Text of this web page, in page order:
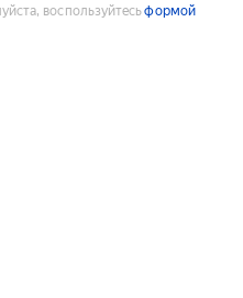
воспользуйтесьформой